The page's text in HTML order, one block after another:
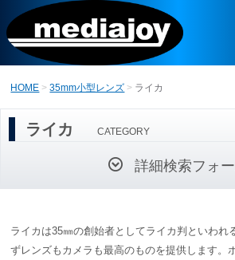
HOME 35mm小型レンズ ライカ
ライカ CATEGORY
詳細検索フォ
ライカは35㎜の創始者としてライカ判といわれ
ずレンズもカメラも最高のものを提供します。